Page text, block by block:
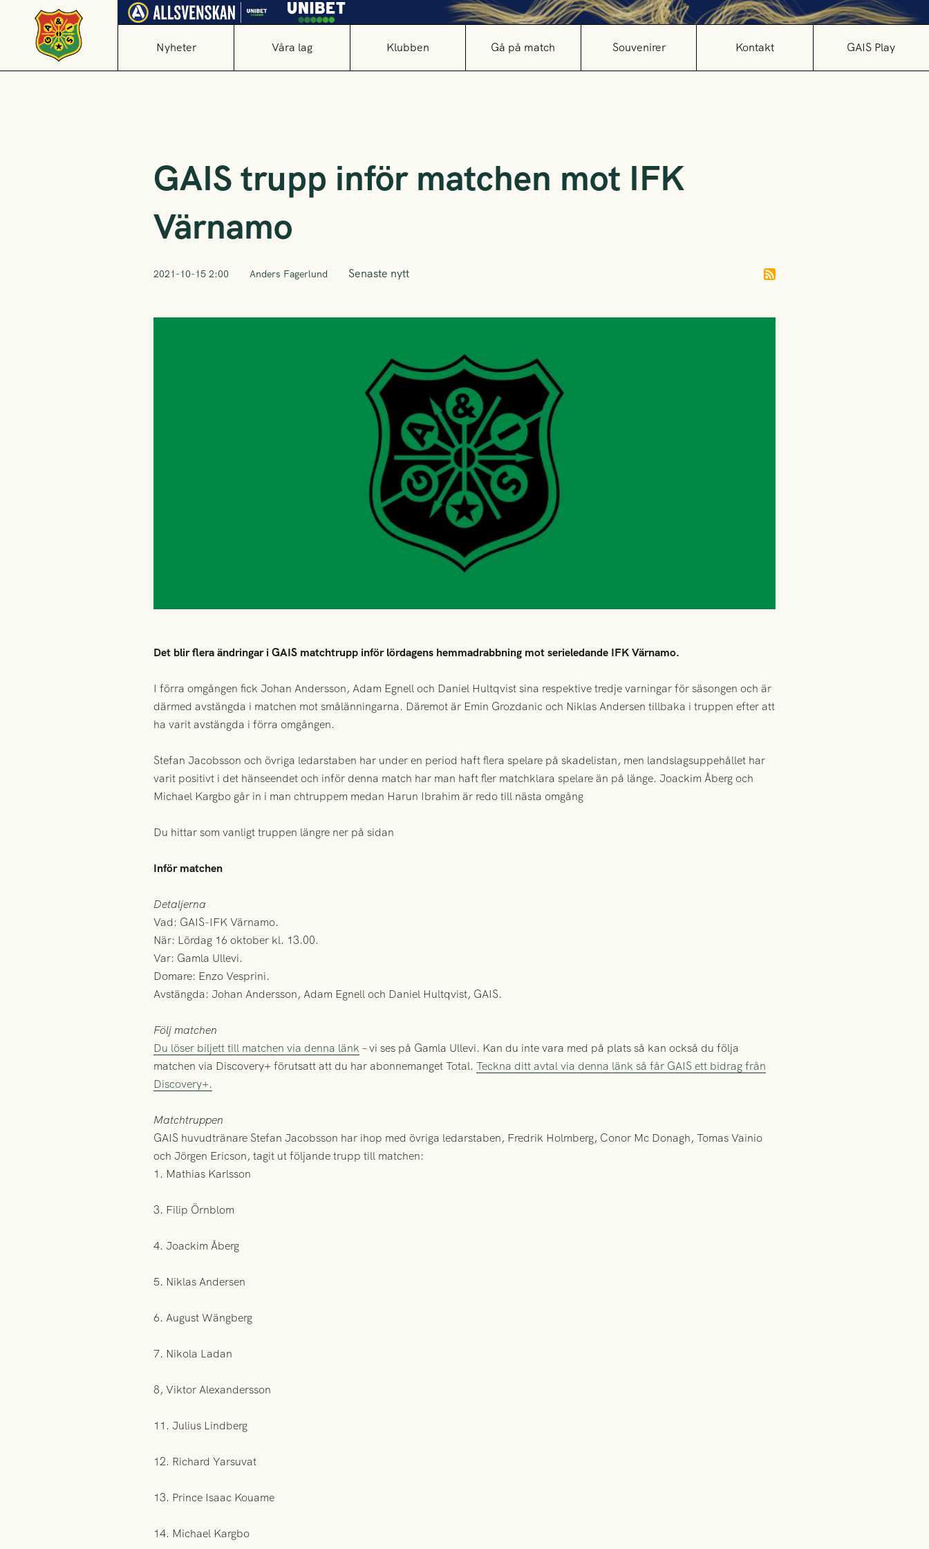
Nyheter Våra lag Klubben Gå på match Souvenirer Kontakt GAIS Play
GAIS trupp inför matchen mot IFK
Värnamo
2021-10-15 2:00 Anders Fagerlund Senaste nytt
Det blir flera ändringar i GAIS matchtrupp inför lördagens hemmadrabbning mot serieledande IFK Värnamo.
I förra omgången fick Johan Andersson, Adam Egnell och Daniel Hultqvist sina respektive tredje varningar för säsongen och är
därmed avstängda i matchen mot smålänningarna. Däremot är Emin Grozdanic och Niklas Andersen tillbaka i truppen efter att
ha varit avstängda i förra omgången.
Stefan Jacobsson och övriga ledarstaben har under en period haft flera spelare på skadelistan, men landslagsuppehållet har
varit positivt i det hänseendet och inför denna match har man haft fler matchklara spelare än på länge. Joackim Åberg och
Michael Kargbo går in i man chtruppem medan Harun Ibrahim är redo till nästa omgång
Du hittar som vanligt truppen längre ner på sidan
Inför matchen
Detaljerna
Vad: GAIS-IFK Värnamo.
När: Lördag 16 oktober kl. 13.00.
Var: Gamla Ullevi.
Domare: Enzo Vesprini.
Avstängda: Johan Andersson, Adam Egnell och Daniel Hultqvist, GAIS.
Följ matchen
Du löser biljett till matchen via denna länk – vi ses på Gamla Ullevi. Kan du inte vara med på plats så kan också du följa
matchen via Discovery+ förutsatt att du har abonnemanget Total. Teckna ditt avtal via denna länk så får GAIS ett bidrag från
Discovery+.
Matchtruppen
GAIS huvudtränare Stefan Jacobsson har ihop med övriga ledarstaben, Fredrik Holmberg, Conor Mc Donagh, Tomas Vainio
och Jörgen Ericson, tagit ut följande trupp till matchen:
1. Mathias Karlsson
3. Filip Örnblom
4. Joackim Åberg
5. Niklas Andersen
6. August Wängberg
7. Nikola Ladan
8, Viktor Alexandersson
11. Julius Lindberg
12. Richard Yarsuvat
13. Prince Isaac Kouame
14. Michael Kargbo